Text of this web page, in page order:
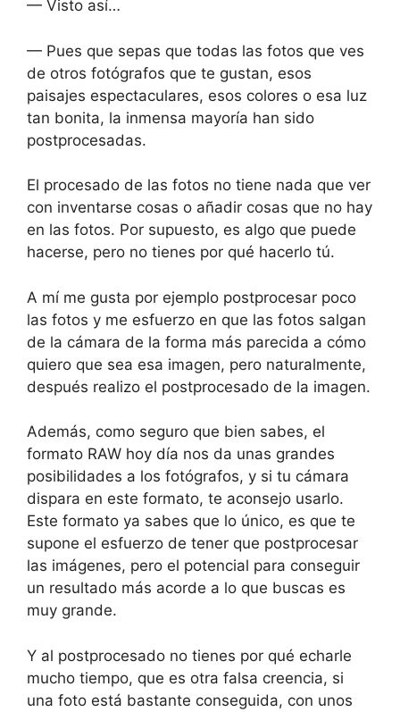
— Visto así…
— Pues que sepas que todas las fotos que ves
de otros fotógrafos que te gustan, esos
paisajes espectaculares, esos colores o esa luz
tan bonita, la inmensa mayoría han sido
postprocesadas.
El procesado de las fotos no tiene nada que ver
con inventarse cosas o añadir cosas que no hay
en las fotos. Por supuesto, es algo que puede
hacerse, pero no tienes por qué hacerlo tú.
A mí me gusta por ejemplo postprocesar poco
las fotos y me esfuerzo en que las fotos salgan
de la cámara de la forma más parecida a cómo
quiero que sea esa imagen, pero naturalmente,
después realizo el postprocesado de la imagen.
Además, como seguro que bien sabes, el
formato RAW hoy día nos da unas grandes
posibilidades a los fotógrafos, y si tu cámara
dispara en este formato, te aconsejo usarlo.
Este formato ya sabes que lo único, es que te
supone el esfuerzo de tener que postprocesar
las imágenes, pero el potencial para conseguir
un resultado más acorde a lo que buscas es
muy grande.
Y al postprocesado no tienes por qué echarle
mucho tiempo, que es otra falsa creencia, si
una foto está bastante conseguida, con unos